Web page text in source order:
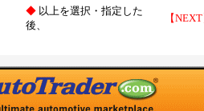
◆ 以上を選択・指定した
後、
【